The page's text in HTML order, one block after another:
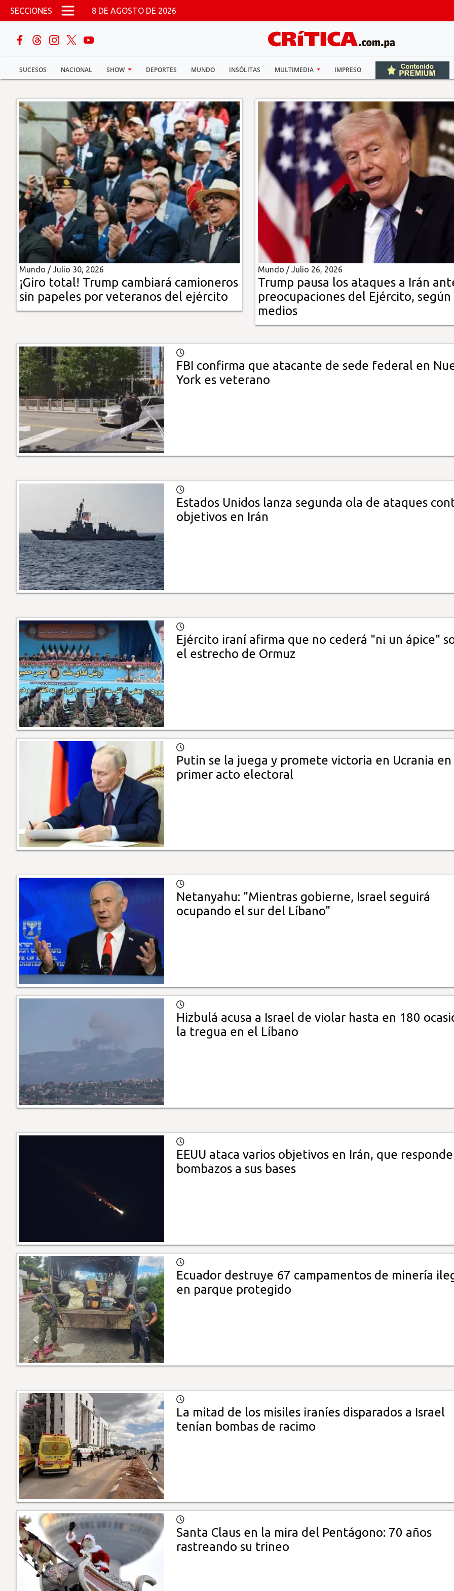
Pasar al contenido principal
SECCIONES 8 DE AGOSTO DE 2026
SUCESOS NACIONAL SHOW DEPORTES MUNDO INSÓLITAS MULTIMEDIA IMPRESO
buscar
Sucesos
Nacional
Show
Deportes
Mundo
Insólitas
Multimedia
Impreso
Mundo /Julio 30, 2026
¡Giro total! Trump cambiará camioneros
sin papeles por veteranos del ejército
Mundo /Julio 26, 2026
Trump pausa los ataques a Irán
preocupaciones del Ejército, según
medios
FBI confirma que atacante de sede federal en
York es veterano
Estados Unidos lanza segunda ola de ataques
objetivos en Irán
Ejército iraní afirma que no cederá "ni un ápice"
el estrecho de Ormuz
Putin se la juega y promete victoria en Ucrania en
primer acto electoral
Netanyahu: "Mientras gobierne, Israel seguirá
ocupando el sur del Líbano"
Hizbulá acusa a Israel de violar hasta en 180
la tregua en el Líbano
EEUU ataca varios objetivos en Irán, que
bombazos a sus bases
Ecuador destruye 67 campamentos de minería
en parque protegido
La mitad de los misiles iraníes disparados a Israel
tenían bombas de racimo
Santa Claus en la mira del Pentágono: 70 años
rastreando su trineo